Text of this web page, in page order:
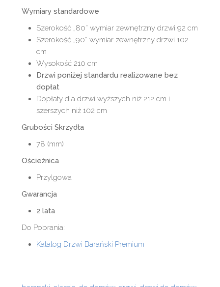
Wymiary standardowe
Szerokość „80” wymiar zewnętrzny drzwi 92 cm
Szerokość „90” wymiar zewnętrzny drzwi 102
cm
Wysokość 210 cm
Drzwi poniżej standardu realizowane bez
dopłat
Dopłaty dla drzwi wyższych niż 212 cm i
szerszych niż 102 cm
Grubości Skrzydła
78 (mm)
Ościeżnica
Przylgowa
Gwarancja
2 lata
Do Pobrania:
Katalog Drzwi Barański Premium